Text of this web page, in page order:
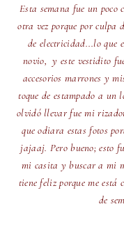
Esta semana fue un poco
otra vez porque por culpa
de electricidad...lo que
novio, y este vestidito
accesorios marrones y
toque de estampado a un
olvidó llevar fue mi
que odiara estas fotos
jajaaj. Pero bueno; esto
mi casita y buscar a mi
tiene feliz porque me está
de